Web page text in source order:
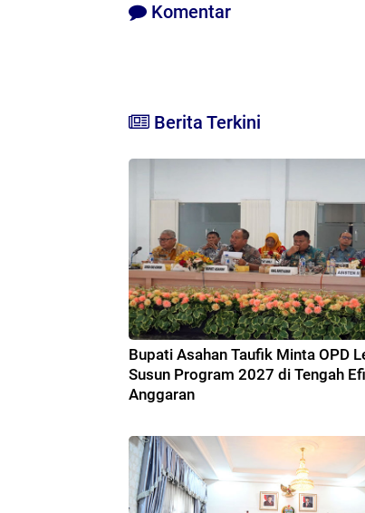
Komentar
Berita Terkini
Bupati Asahan Taufik Minta OPD
Susun Program 2027 di Tengah
Anggaran